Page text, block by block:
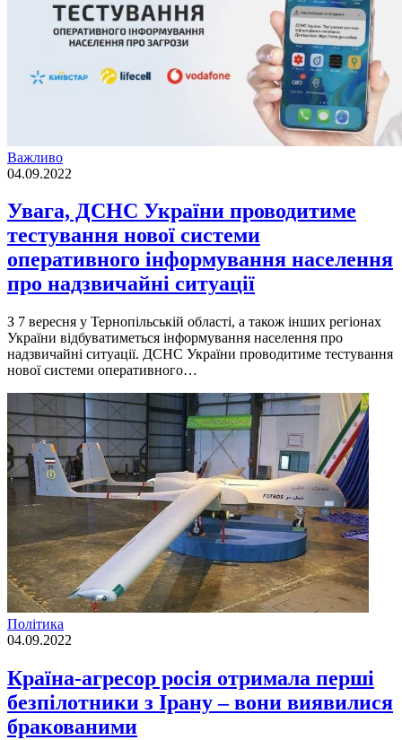
Важливо
04.09.2022
Увага, ДСНС України проводитиме
тестування нової системи
оперативного інформування населення
про надзвичайні ситуації
З 7 вересня у Тернопiльськiй областi, а також iнших регiонах
України вiдбуватиметься iнформування населення про
надзвичайнi ситуацiї. ДСНС України проводитиме тестування
нової системи оперативного…
Політика
04.09.2022
Країна-агресор росія отримала перші
безпілотники з Ірану – вони виявилися
бракованими